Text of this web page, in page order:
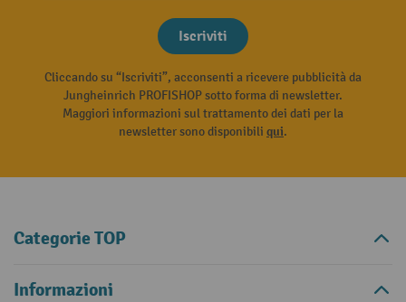
Iscriviti
Cliccando su “Iscriviti”, acconsenti a ricevere pubblicità da
Jungheinrich PROFISHOP sotto forma di newsletter.
Maggiori informazioni sul trattamento dei dati per la
newsletter sono disponibili qui.
Categorie TOP
Informazioni